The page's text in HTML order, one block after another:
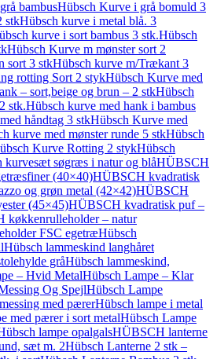
bambusHübsch Kurve i grå bomuld 3
stkHübsch kurve i metal blå. 3
kurve i sort bambus 3 stk.Hübsch
Hübsch Kurve m mønster sort 2
sort 3 stkHübsch kurve m/Trækant 3
rotting Sort 2 stykHübsch Kurve med
– sort,beige og brun – 2 stkHübsch
stk.Hübsch kurve med hank i bambus
håndtag 3 stkHübsch Kurve med
kurve med mønster runde 5 stkHübsch
Kurve Rotting 2 stykHübsch
kurvesæt søgræs i natur og blåHÜBSCH
(40×40)HÜBSCH kvadratisk
og grøn metal (42×42)HÜBSCH
(45×45)HÜBSCH kvadratisk puf –
køkkenrulleholder – natur
FSC egetræHübsch
Hübsch lammeskind langhåret
gråHübsch lammeskind,
– Hvid MetalHübsch Lampe – Klar
Og SpejlHübsch Lampe
med pærerHübsch lampe i metal
med pærer i sort metalHübsch Lampe
lampe opalgalsHÜBSCH lanterne
sæt m. 2Hübsch Lanterne 2 stk –